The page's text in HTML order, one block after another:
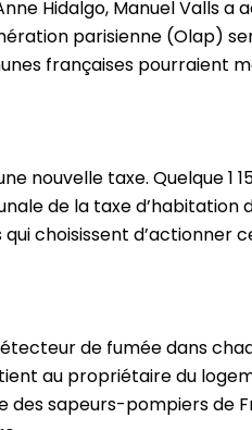
Hidalgo, Manuel Valls a
parisienne (Olap)
françaises
nouvelle taxe. Quelque 1
de la taxe d’habitation
choisissent d’actionner
de fumée dans
au propriétaire du
sapeurs-pompiers de